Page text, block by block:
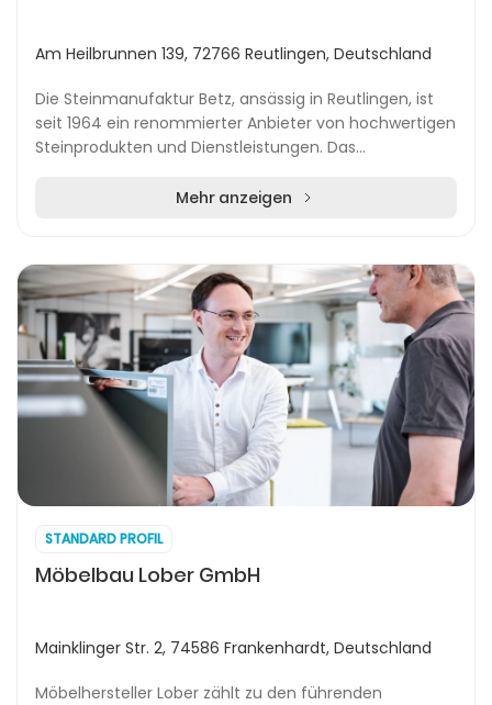
Am Heilbrunnen 139, 72766 Reutlingen, Deutschland
Die Steinmanufaktur Betz, ansässig in Reutlingen, ist
seit 1964 ein renommierter Anbieter von hochwertigen
Steinprodukten und Dienstleistungen. Das
Mehr anzeigen
STANDARD PROFIL
Möbelbau Lober GmbH
Mainklinger Str. 2, 74586 Frankenhardt, Deutschland
Möbelhersteller Lober zählt zu den führenden